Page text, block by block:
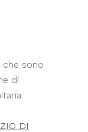
che sono
di
DI